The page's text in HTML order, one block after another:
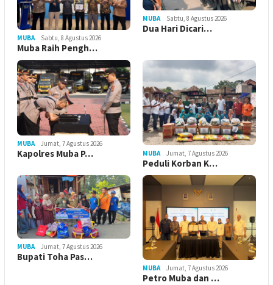
MUBA Sabtu, 8 Agustus 2026
Muba Raih Pengh…
MUBA Sabtu, 8 Agustus 2026
Dua Hari Dicari…
MUBA Jumat, 7 Agustus 2026
Kapolres Muba P… MUBA Jumat, 7 Agustus 2026
Peduli Korban K…
MUBA Jumat, 7 Agustus 2026
Bupati Toha Pas…
MUBA Jumat, 7 Agustus 2026
Petro Muba dan …